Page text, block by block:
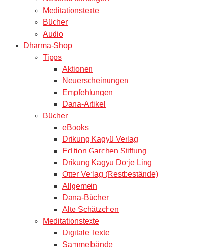
Meditationstexte
Bücher
Audio
Dharma-Shop
Tipps
Aktionen
Neuerscheinungen
Empfehlungen
Dana-Artikel
Bücher
eBooks
Drikung Kagyü Verlag
Edition Garchen Stiftung
Drikung Kagyu Dorje Ling
Otter Verlag (Restbestände)
Allgemein
Dana-Bücher
Alte Schätzchen
Meditationstexte
Digitale Texte
Sammelbände